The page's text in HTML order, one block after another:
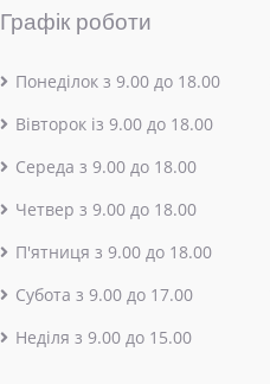
Графік роботи
Понеділок з 9.00 до 18.00
Вівторок із 9.00 до 18.00
Середа з 9.00 до 18.00
Четвер з 9.00 до 18.00
П'ятниця з 9.00 до 18.00
Субота з 9.00 до 17.00
Неділя з 9.00 до 15.00